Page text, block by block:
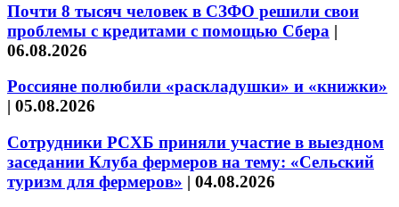
Почти 8 тысяч человек в СЗФО решили свои
проблемы с кредитами с помощью Сбера |
06.08.2026
Россияне полюбили «раскладушки» и «книжки»
| 05.08.2026
Сотрудники РСХБ приняли участие в выездном
заседании Клуба фермеров на тему: «Сельский
туризм для фермеров» | 04.08.2026